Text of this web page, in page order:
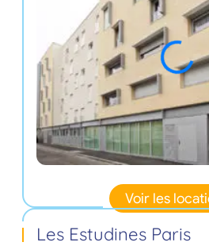
Voir les
Les Estudines Paris